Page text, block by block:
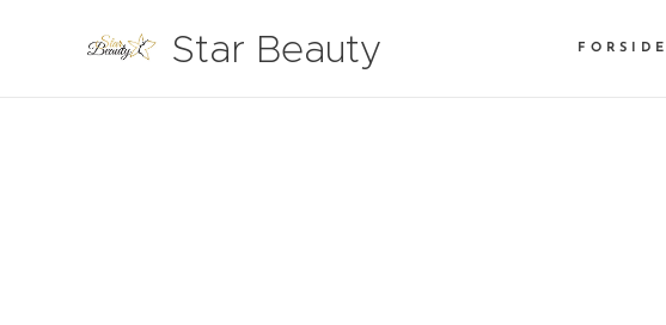
Star Beauty FORSIDE